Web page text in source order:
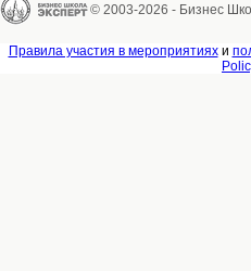
© 2003-2026 - Бизнес
Правила участия в мероприятияхи